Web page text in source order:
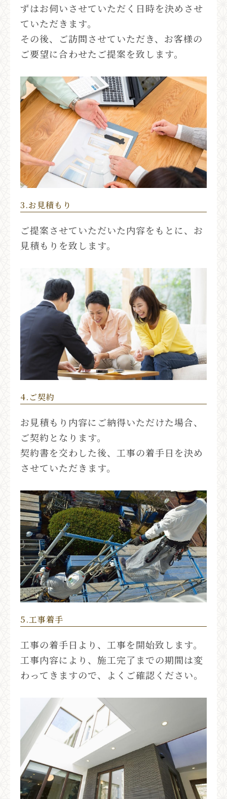
ずはお伺いさせていただく日時を決めさせ
ていただきます。
その後、ご訪問させていただき、お客様の
ご要望に合わせたご提案を致します。
3.お見積もり
ご提案させていただいた内容をもとに、お
見積もりを致します。
4.ご契約
お見積もり内容にご納得いただけた場合、
ご契約となります。
契約書を交わした後、工事の着手日を決め
させていただきます。
5.工事着手
工事の着手日より、工事を開始致します。
工事内容により、施工完了までの期間は変
わってきますので、よくご確認ください。